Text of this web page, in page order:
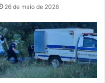
26 de maio de 2026